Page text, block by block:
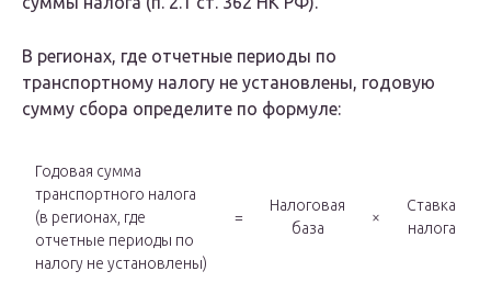
В регионах, где отчетные периоды по
транспортному налогу не установлены, годовую
сумму сбора определите по формуле:
Годовая сумма
транспортного налога
(в регионах, где
отчетные периоды по
налогу не установлены)
=
Налоговая
база
×
Ставка
налога